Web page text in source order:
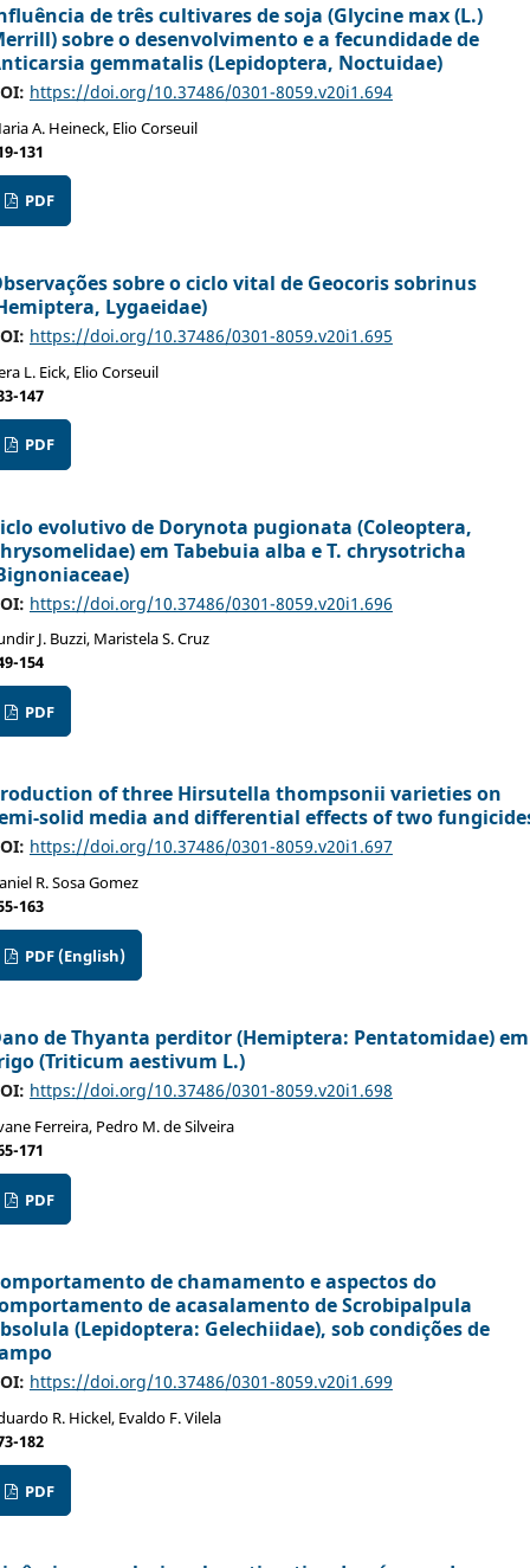
de três cultivares de soja (Glycine max (L.)
sobre o desenvolvimento e a fecundidade de
gemmatalis (Lepidoptera, Noctuidae)
https://doi.org/10.37486/0301-8059.v20i1.694
A. Heineck, Elio Corseuil
131
PDF
sobre o ciclo vital de Geocoris sobrinus
Lygaeidae)
https://doi.org/10.37486/0301-8059.v20i1.695
L. Eick, Elio Corseuil
147
PDF
evolutivo de Dorynota pugionata (Coleoptera,
em Tabebuia alba e T. chrysotricha
https://doi.org/10.37486/0301-8059.v20i1.696
J. Buzzi, Maristela S. Cruz
154
PDF
of three Hirsutella thompsonii varieties on
solid media and differential effects of two
https://doi.org/10.37486/0301-8059.v20i1.697
R. Sosa Gomez
163
PDF (English)
de Thyanta perditor (Hemiptera: Pentatomidae) em
(Triticum aestivum L.)
https://doi.org/10.37486/0301-8059.v20i1.698
Ferreira, Pedro M. de Silveira
171
PDF
de chamamento e aspectos do
de acasalamento de Scrobipalpula
(Lepidoptera: Gelechiidae), sob condições de
https://doi.org/10.37486/0301-8059.v20i1.699
R. Hickel, Evaldo F. Vilela
182
PDF